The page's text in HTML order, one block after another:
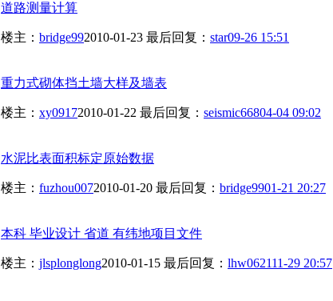
道路测量计算
楼主： bridge992010-01-23 最后回复： star09-26 15:51
重力式砌体挡土墙大样及墙表
楼主： xy09172010-01-22 最后回复： seismic66804-04 09:02
水泥比表面积标定原始数据
楼主： fuzhou0072010-01-20 最后回复： bridge9901-21 20:27
本科 毕业设计 省道 有纬地项目文件
楼主： jlsplonglong2010-01-15 最后回复： lhw062111-29 20:57